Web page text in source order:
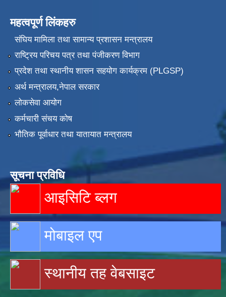
महत्वपूर्ण लिंकहरु
संघिय मामिला तथा सामान्य प्रशासन मन्त्रालय
राष्ट्रिय परिचय पत्र तथा पंजीकरण विभाग
प्रदेश तथा स्थानीय शासन सहयोग कार्यक्रम (PLGSP)
अर्थ मन्त्रालय,नेपाल सरकार
लोकसेवा आयोग
कर्मचारी संचय कोष
भौतिक पूर्वाधार तथा यातायात मन्त्रालय
सूचना प्रविधि
आइसिटि ब्लग
मोबाइल एप
स्थानीय तह वेबसाइट